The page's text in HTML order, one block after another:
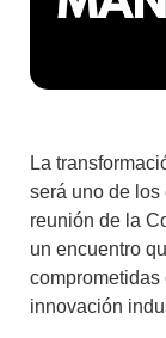
La
será uno de los
reunión de la
un encuentro
innovación